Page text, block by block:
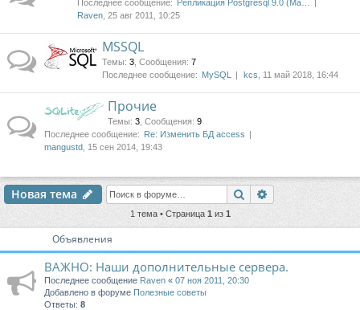
Последнее сообщение: Репликация Postgresql 9.0 (Ma…
Raven , 25 авг 2011, 10:25
MSSQL
Темы: 3 Сообщения: 7
Последнее сообщение: MySQL kcs , 11 май 2018, 16:44
Прочие
Темы: 3 Сообщения: 9
Последнее сообщение: Re: Изменить БД access
mangustd , 15 сен 2014, 19:43
Новая тема Поиск
1 тема • Страница 1 из 1
Объявления
ВАЖНО: Наши дополнительные сервера.
Последнее сообщение Raven « 07 ноя 2011, 20:30
Добавлено в форуме Полезные советы
Ответы: 8